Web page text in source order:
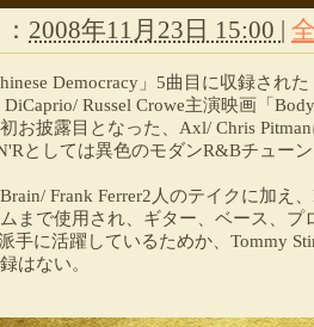
2008年11月23日 15:00
Democracy」5曲目に収録され
DiCaprio/ Russel Crowe主演映画「
お披露目となった、Axl/ Chris
としては異色のモダンR&Bチュー
Frank Ferrer2人のテイクに加え
まで使用され、ギター、ベース、プ
手に活躍しているためか、Tommy
はない。